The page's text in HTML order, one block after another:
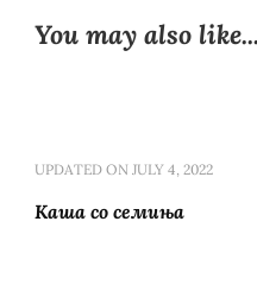
You may also like...
UPDATED ON JULY 4, 2022
Каша со семиња